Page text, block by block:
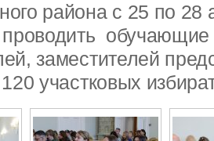
района с 25 по 28
проводить
заместителей
участковых